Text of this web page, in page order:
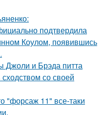
подтвердила
Коулом, появившись
Джоли и Брэда питта
со своей
"форсаж 11" все-таки